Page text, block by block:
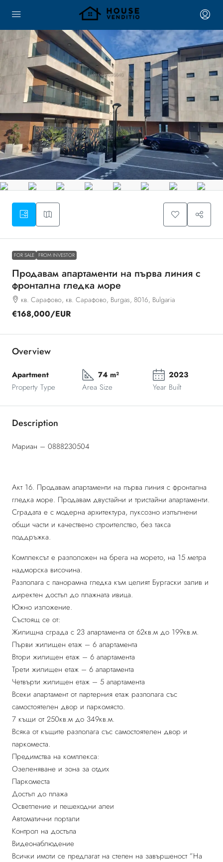
FOR SALE FROM INVESTOR
Продавам апартаменти на първа линия с
фронтална гледка море
кв. Сарафово, кв. Сарафово, Burgas, 8016, Bulgaria
€168,000/EUR
Overview
Apartment
Property Type
74 m²
Area Size
2023
Year Built
Description
Мариан – 0888230504
Акт 16. Продавам апартаменти на първа линия с фронтална
гледка море. Продавам двустайни и тристайни апартаменти.
Сградата е с модерна архитектура, луксозно изпълнени
общи части и качествено строителство, без такса
поддръжка.
Комплексът е разположен на брега на морето, на 15 метра
надморска височина.
Разполага с панорамна гледка към целият Бургаски залив и
директен достъп до плажната ивица.
Южно изложение.
Състоящ се от:
Жилищна сграда с 23 апартамента от 62кв.м до 199кв.м.
Първи жилищен етаж – 6 апартамента
Втори жилищен етаж – 6 апартамента
Трети жилищен етаж – 6 апартамента
Четвърти жилищен етаж – 5 апартамента
Всеки апартамент от партерния етаж разполага със
самостоятелен двор и паркомясто.
7 къщи от 250кв.м до 349кв.м.
Всяка от къщите разполага със самостоятелен двор и
паркоместа.
Предимства на комплекса:
Озеленяване и зона за отдих
Паркоместа
Достъп до плажа
Осветление и пешеходни алеи
Автоматични портали
Контрол на достъпа
Видеонаблюдение
Всички имоти се предлагат на степен на завършеност ”На